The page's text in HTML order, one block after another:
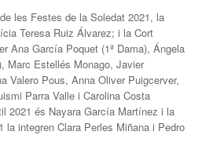
les Festes de la Soledat 2021, la
Teresa Ruiz Álvarez; i la Cort
Ana García Poquet (1ª Dama), Ángela
Marc Estellés Monago, Javier
Valero Pous, Anna Oliver Puigcerver,
Parra Valle i Carolina Costa
2021 és Nayara García Martínez i la
la integren Clara Perles Miñana i Pedro